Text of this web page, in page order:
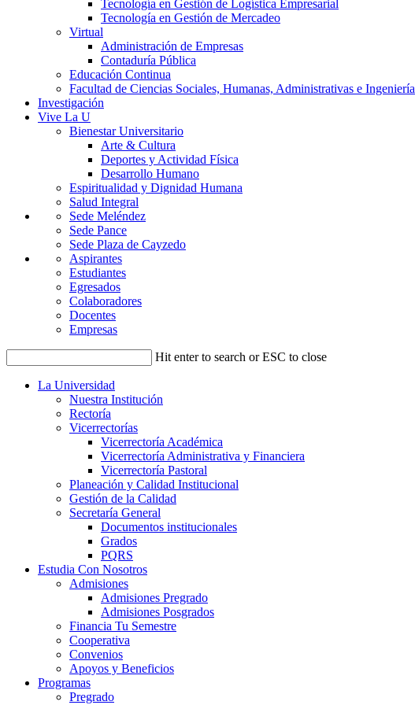
Tecnología en Gestión de Logística Empresarial
Tecnología en Gestión de Mercadeo
Virtual
Administración de Empresas
Contaduría Pública
Educación Continua
Facultad de Ciencias Sociales, Humanas, Administrativas e Ingeniería
Investigación
Vive La U
Bienestar Universitario
Arte & Cultura
Deportes y Actividad Física
Desarrollo Humano
Espiritualidad y Dignidad Humana
Salud Integral
Sede Meléndez
Sede Pance
Sede Plaza de Cayzedo
Aspirantes
Estudiantes
Egresados
Colaboradores
Docentes
Empresas
Hit enter to search or ESC to close
La Universidad
Nuestra Institución
Rectoría
Vicerrectorías
Vicerrectoría Académica
Vicerrectoría Administrativa y Financiera
Vicerrectoría Pastoral
Planeación y Calidad Institucional
Gestión de la Calidad
Secretaría General
Documentos institucionales
Grados
PQRS
Estudia Con Nosotros
Admisiones
Admisiones Pregrado
Admisiones Posgrados
Financia Tu Semestre
Cooperativa
Convenios
Apoyos y Beneficios
Programas
Pregrado